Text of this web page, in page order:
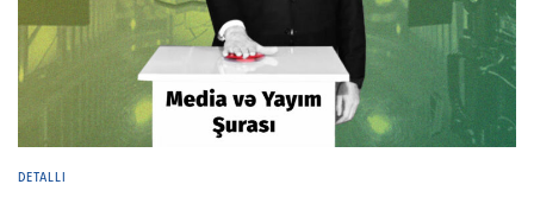
DETALLI